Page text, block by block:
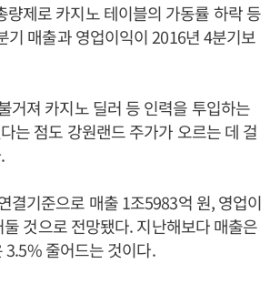
량제로 카지노 테이블의 가동률 하락 등
기 매출과 영업이익이 2016년 4분기보
거져 카지노 딜러 등 인력을 투입하는
는 점도 강원랜드 주가가 오르는 데 걸
결기준으로 매출 1조5983억 원, 영업이
것으로 전망됐다. 지난해보다 매출은
3.5% 줄어드는 것이다.